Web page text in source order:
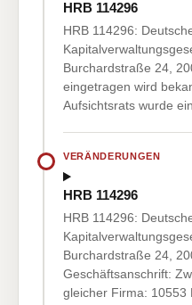
HRB 114296
HRB 114296:
Burchardstraße 24,
eingetragen wird
Aufsichtsrats wurde
VERÄNDERUNGEN
HRB 114296
HRB 114296:
Burchardstraße 24,
Geschäftsanschrift:
gleicher Firma: